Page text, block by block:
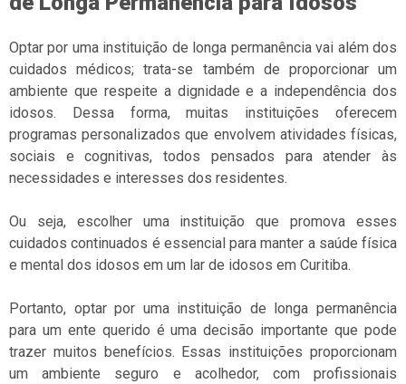
Optar por uma instituição de longa permanência vai além dos
cuidados médicos; trata-se também de proporcionar um
ambiente que respeite a dignidade e a independência dos
idosos. Dessa forma, muitas instituições oferecem
programas personalizados que envolvem atividades físicas,
sociais e cognitivas, todos pensados para atender às
necessidades e interesses dos residentes.
Ou seja, escolher uma instituição que promova esses
cuidados continuados é essencial para manter a saúde física
e mental dos idosos em um lar de idosos em Curitiba.
Portanto, optar por uma instituição de longa permanência
para um ente querido é uma decisão importante que pode
trazer muitos benefícios. Essas instituições proporcionam
um ambiente seguro e acolhedor, com profissionais